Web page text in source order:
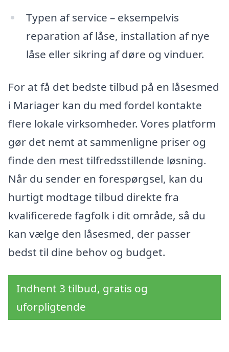
Typen af service – eksempelvis
reparation af låse, installation af nye
låse eller sikring af døre og vinduer.
For at få det bedste tilbud på en låsesmed
i Mariager kan du med fordel kontakte
flere lokale virksomheder. Vores platform
gør det nemt at sammenligne priser og
finde den mest tilfredsstillende løsning.
Når du sender en forespørgsel, kan du
hurtigt modtage tilbud direkte fra
kvalificerede fagfolk i dit område, så du
kan vælge den låsesmed, der passer
bedst til dine behov og budget.
Indhent 3 tilbud, gratis og
uforpligtende